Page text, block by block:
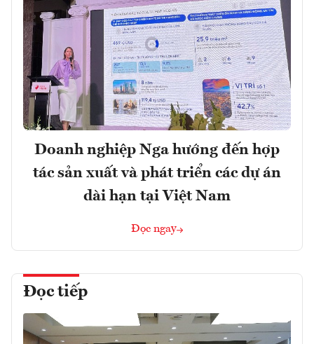
Doanh nghiệp Nga hướng đến hợp
tác sản xuất và phát triển các dự án
dài hạn tại Việt Nam
Đọc ngay
Đọc tiếp